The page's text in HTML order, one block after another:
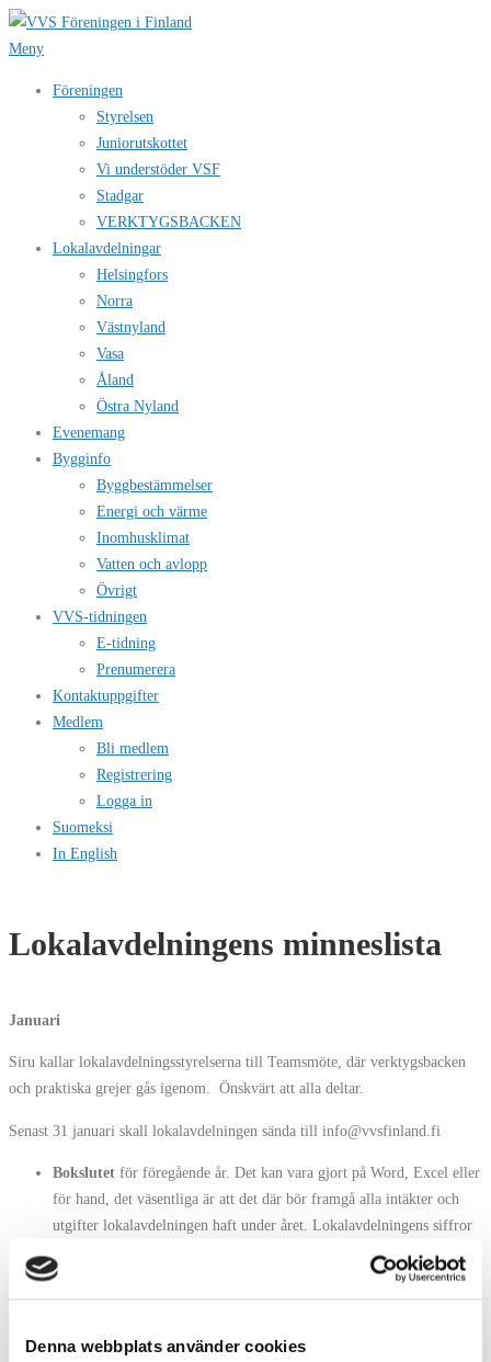
Denna webbplats använder cookies
Hoppa
till
Meny
Föreningen
Styrelsen
Juniorutskottet
Vi understöder VSF
Stadgar
VERKTYGSBACKEN
Lokalavdelningar
Helsingfors
Norra
Västnyland
Vasa
Åland
Östra Nyland
Evenemang
Bygginfo
Byggbestämmelser
Energi och värme
Inomhusklimat
Vatten och avlopp
Övrigt
VVS-tidningen
E-tidning
Prenumerera
Kontaktuppgifter
Medlem
Bli medlem
Registrering
Logga in
Suomeksi
In English
Lokalavdelningens minneslista
Januari
Siru kallar lokalavdelningsstyrelserna till Teamsmöte, där verktygsbacken
och praktiska grejer gås igenom. Önskvärt att alla deltar.
Senast 31 januari skall lokalavdelningen sända till info@vvsfinland.fi
Bokslutet för föregående år. Det kan vara gjort på Word, Excel eller
för hand, det väsentliga är att det där bör framgå alla intäkter och
utgifter lokalavdelningen haft under året. Lokalavdelningens siffror
sätts in i föreningens bokslut, som centralstyrelsen är juridiskt
ansvarig för, eftersom lokalavdelningarna inte är egna registrerade
Verksamhetsberättelsen. I verksamhetsberättelsen bör finnas info